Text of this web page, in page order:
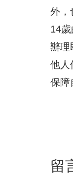
外，
14
辦理
他人
保障
留